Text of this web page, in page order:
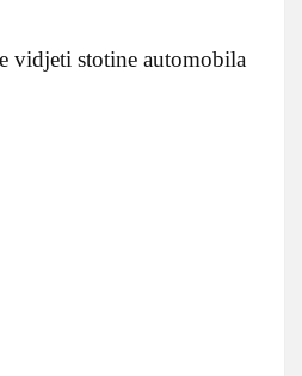
vidjeti stotine automobila